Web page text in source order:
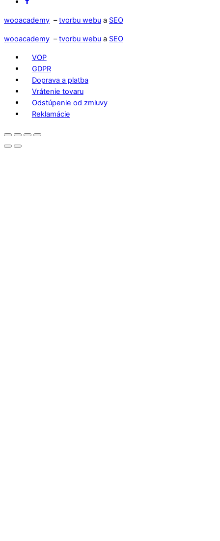
wooacademy –tvorbu webu a SEO
wooacademy –tvorbu webu a SEO
VOP
GDPR
Doprava a platba
Vrátenie tovaru
Odstúpenie od zmluvy
Reklamácie